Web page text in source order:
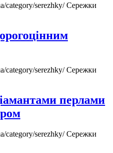
category/serezhky/Сережки
category/serezhky/Сережки
перлами
category/serezhky/Сережки